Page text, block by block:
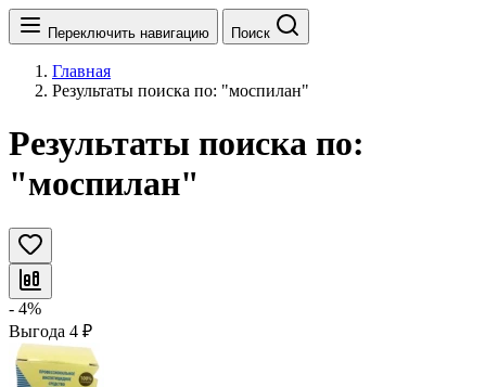
Переключить навигацию Поиск
Главная
Результаты поиска по: "моспилан"
Результаты поиска по:
"моспилан"
- 4%
Выгода 4 ₽